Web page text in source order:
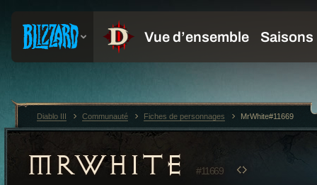
MRWHITE #11669
Diablo III Communauté Fiches de personnages MrWhite#11669